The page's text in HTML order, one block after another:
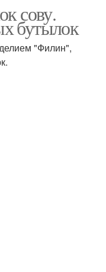
Сова из сердец
сову.
бутылок
"Филин",